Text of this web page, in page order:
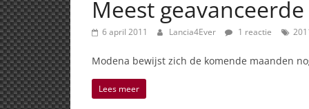
Meest
6 april 2011 Lancia4Ever 1 reactie
Modena bewijst zich de komende maanden
Lees meer